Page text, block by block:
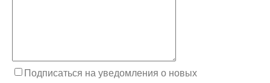
Подписаться на уведомления о новых